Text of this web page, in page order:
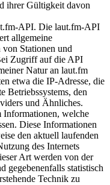
ihrer Gültigkeit davon
API. Die laut.fm-API
allgemeine
Stationen und
Zugriff auf die API
Natur an laut.fm
etwa die IP-Adresse, die
Betriebssystems, den
und Ähnliches.
Informationen, welche
Diese Informationen
den aktuell laufenden
des Internets
Art werden von der
statistisch
Technik zu